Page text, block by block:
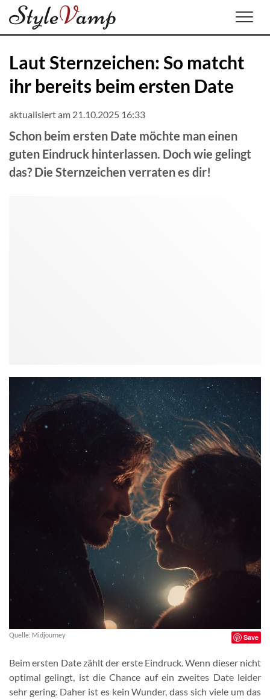
Laut Sternzeichen: So matcht
ihr bereits beim ersten Date
aktualisiert am 21.10.2025 16:33
Schon beim ersten Date möchte man einen
guten Eindruck hinterlassen. Doch wie gelingt
das? Die Sternzeichen verraten es dir!
Quelle: Midjourney Save
Beim ersten Date zählt der erste Eindruck. Wenn dieser nicht
optimal gelingt, ist die Chance auf ein zweites Date leider
sehr gering. Daher ist es kein Wunder, dass sich viele um das